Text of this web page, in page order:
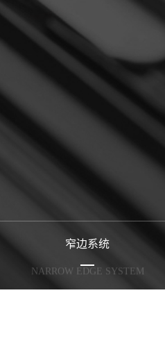
窄边系统